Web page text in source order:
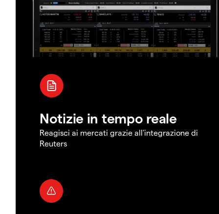
Notizie in tempo reale
Reagisci ai mercati grazie all'integrazione di
Reuters